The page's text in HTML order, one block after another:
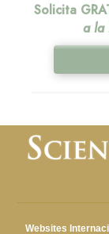
Solicita
a la
Websites